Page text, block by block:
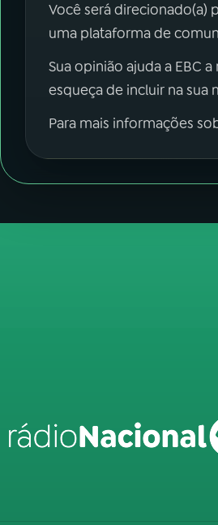
Você será direcionado(a)
uma plataforma de
Sua opinião ajuda a EBC
esqueça de incluir na
Para mais informações